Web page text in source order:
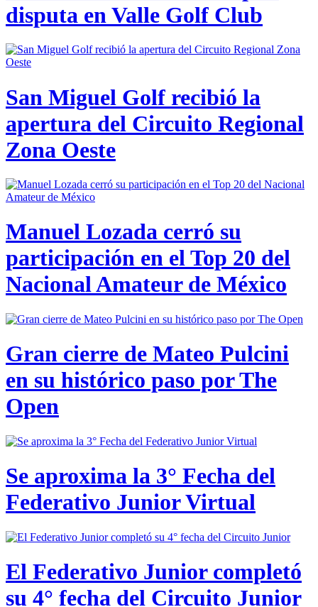
disputa en Valle Golf Club
San Miguel Golf recibió la
apertura del Circuito Regional
Zona Oeste
Manuel Lozada cerró su
participación en el Top 20 del
Nacional Amateur de México
Gran cierre de Mateo Pulcini
en su histórico paso por The
Open
Se aproxima la 3° Fecha del
Federativo Junior Virtual
El Federativo Junior completó
su 4° fecha del Circuito Junior